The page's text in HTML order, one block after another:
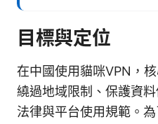
目標與定位
在中國使用貓咪VPN，
繞過地域限制、保護資
法律與平台使用規範。